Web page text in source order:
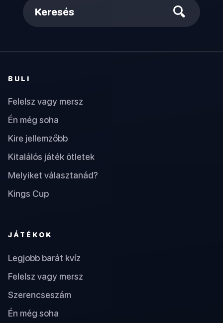
Keresés
BULI
Felelsz vagy mersz
Én még soha
Kire jellemzőbb
Kitalálós játék ötletek
Melyiket választanád?
Kings Cup
JÁTÉKOK
Legjobb barát kvíz
Felelsz vagy mersz
Szerencseszám
Én még soha